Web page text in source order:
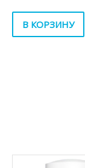
В КОРЗИНУ